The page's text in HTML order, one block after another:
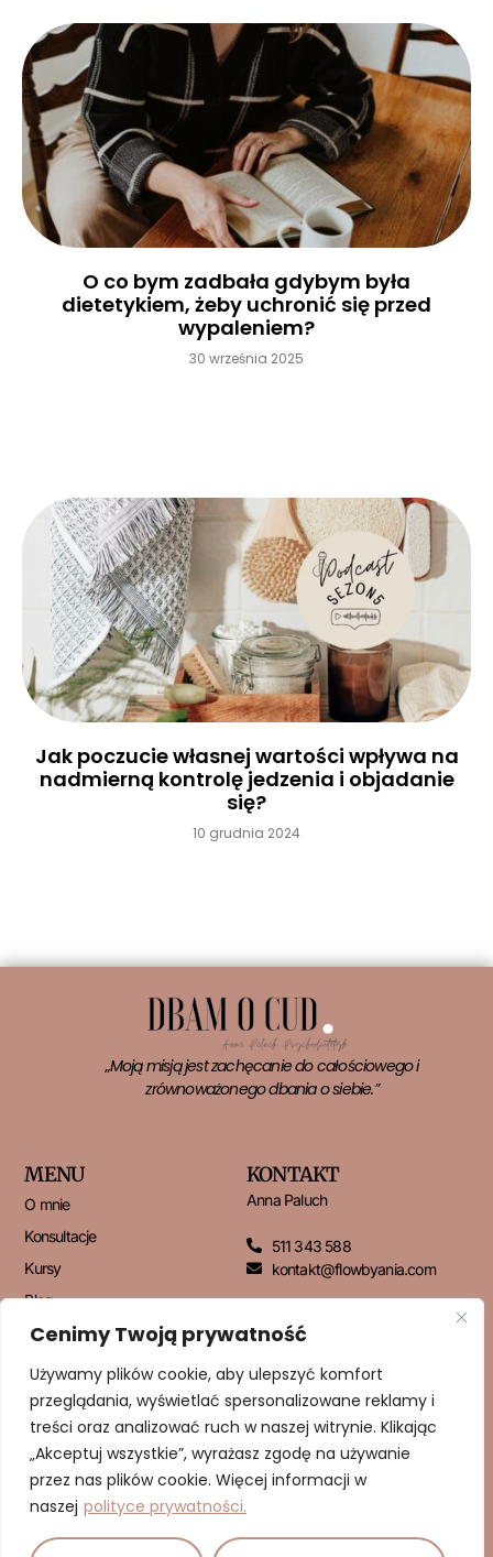
Cenimy Twoją prywatność
Używamy plików cookie, aby ulepszyć komfort
przeglądania, wyświetlać spersonalizowane reklamy i
treści oraz analizować ruch w naszej witrynie. Klikając
„Akceptuj wszystkie”, wyrażasz zgodę na używanie
przez nas plików cookie. Więcej informacji w
naszej polityce prywatności.
O co bym zadbała gdybym była
dietetykiem, żeby uchronić się przed
wypaleniem?
30 września 2025
Jak poczucie własnej wartości wpływa na
nadmierną kontrolę jedzenia i objadanie
się?
10 grudnia 2024
„Moją misją jest zachęcanie do całościowego i
zrównoważonego dbania o siebie.”
MENU
O mnie
Konsultacje
Kursy
Blog
Kontakt
KONTAKT
Anna Paluch
511 343 588
kontakt@flowbyania.com
NEWSLETTER
ZAPISUJĘ SIĘ!